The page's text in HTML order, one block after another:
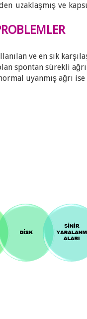
uzaklaşmış ve
ve en sık
spontan sürekli
uyanmış ağrı